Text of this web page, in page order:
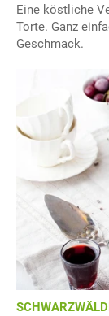
Eine köstliche
Torte. Ganz
Geschmack.